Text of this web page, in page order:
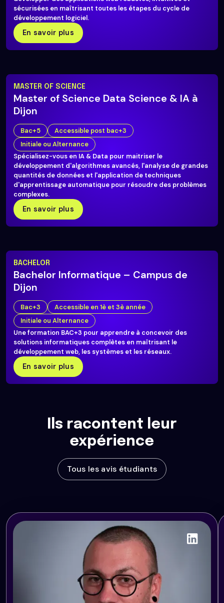
sécurisées en maîtrisant toutes les étapes du cycle de
développement logiciel.
En savoir plus
MASTER OF SCIENCE
Master of Science Data Science & IA à
Dijon
Bac+5
Accessible post bac+3
Initiale ou Alternance
Spécialisez-vous en IA & Data pour maitriser le
développement d'algorithmes avancés, l'analyse de grandes
quantités de données et l'application de techniques
d'apprentissage automatique pour résoudre des problèmes
complexes.
En savoir plus
BACHELOR
Bachelor Informatique – Campus de
Dijon
Bac+3
Accessible en 1è et 3è année
Initiale ou Alternance
Une formation BAC+3 pour apprendre à concevoir des
solutions informatiques complètes en maîtrisant le
développement web, les systèmes et les réseaux.
En savoir plus
Ils racontent leur
expérience
Tous les avis étudiants